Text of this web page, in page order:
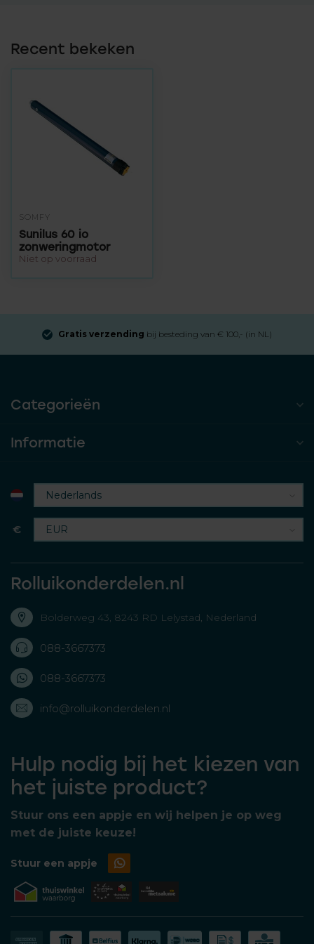
Recent bekeken
SOMFY
Sunilus 60 io
zonweringmotor
Niet op voorraad
Gratis verzending bij besteding van € 100,- (in NL)
Categorieën
Informatie
€
Rolluikonderdelen.nl
Bolderweg 43, 8243 RD Lelystad, Nederland
088-3667373
088-3667373
info@rolluikonderdelen.nl
Hulp nodig bij het kiezen van
het juiste product?
Stuur ons een appje en wij helpen je op weg
met de juiste keuze!
Stuur een appje